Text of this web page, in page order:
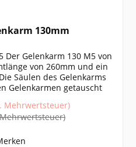
130mm
Der Gelenkarm 130 M5 von
von 260mm und ein
Säulen des Gelenkarms
Gelenkarmen getauscht
Mehrwertsteuer)